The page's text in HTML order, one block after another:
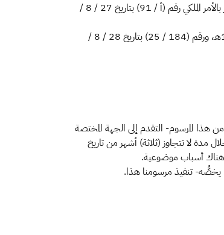
وبناءً على المادتين (السابعة عشرة) و(الثامنة عشرة) من نظام مجلس الشورى، الصادر بالأمر الملكي رقم (أ / 91) بتاريخ 27 / 8 /
وبعد الاطلاع على قراري مجلس الشورى رقم (306 / 45) بتاريخ 28 / 11 / 1443هـ، ورقم (184 / 25) بتاريخ 28 / 8 /
من هذا المرسوم- التقدم إلى الجهة المختصة
مدة لا تتجاوز (ثلاثة) أشهر من تاريخ
هناك أسباب موضوعية.
يخصُّه- تنفيذ مرسومنا هذا.